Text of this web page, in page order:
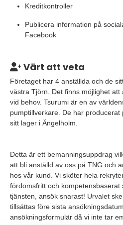
Kreditkontroller
Publicera information på
Facebook
Värt att veta
Företaget har 4 anställda och de
västra Tjörn. Det finns möjlighet
vid behov. Tsurumi är en av
pumptillverkare. De har
sitt lager i Ängelholm.
Detta är ett bemanningsuppdrag
att bli anställd av oss på TNG och
hos vår kund. Vi sköter hela
fördomsfritt och kompetensbaserat
tjänsten, ansök snarast! Urvalet
tillsättas före sista
ansökningsformulär då vi inte tar